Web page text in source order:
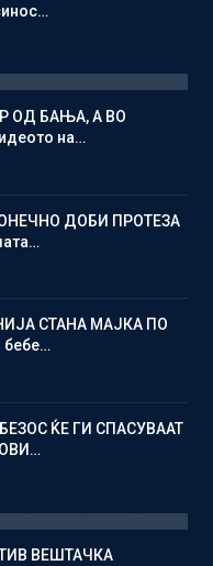
ОД БАЊА, А ВО
на…
ДОБИ ПРОТЕЗА
СТАНА МАЈКА ПО
бебе…
ЌЕ ГИ СПАСУВААТ
ВЕШТАЧКА